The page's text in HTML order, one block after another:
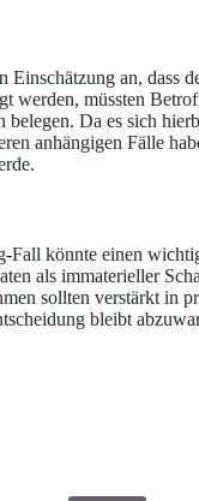
Einschätzung an, dass
werden, müssten
Da es sich
anhängigen Fälle
könnte einen
als immaterieller
sollten verstärkt in
bleibt